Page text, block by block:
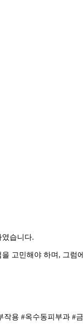
습니다.
고민해야 하며, 그럼
용 #옥수동피부과 #